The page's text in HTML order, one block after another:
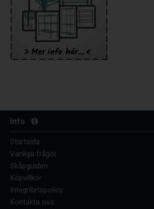
Info
Startsida
Vanliga frågor
Skåpguiden
Köpvillkor
Integritetspolicy
Kontakta oss